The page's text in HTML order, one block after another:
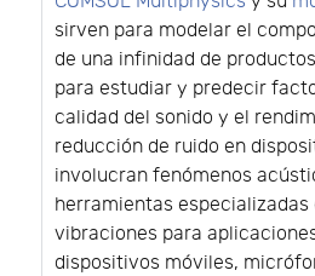
sirven para modelar el
de una infinidad de
para estudiar y predecir
calidad del sonido y el
reducción de ruido en
involucran fenómenos
herramientas
vibraciones para
dispositivos móviles,